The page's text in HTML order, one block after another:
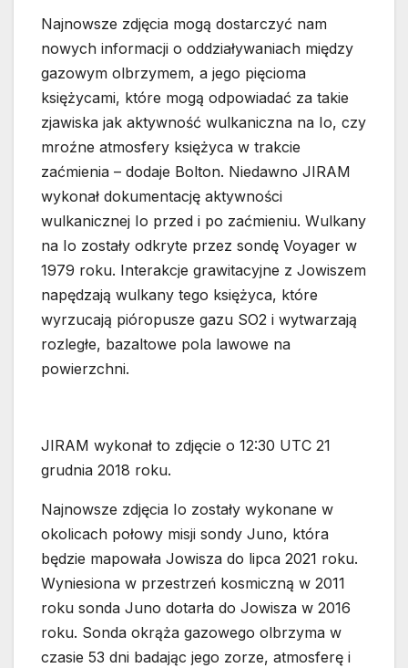
Najnowsze zdjęcia mogą dostarczyć nam
nowych informacji o oddziaływaniach między
gazowym olbrzymem, a jego pięcioma
księżycami, które mogą odpowiadać za takie
zjawiska jak aktywność wulkaniczna na Io, czy
mroźne atmosfery księżyca w trakcie
zaćmienia – dodaje Bolton. Niedawno JIRAM
wykonał dokumentację aktywności
wulkanicznej Io przed i po zaćmieniu. Wulkany
na Io zostały odkryte przez sondę Voyager w
1979 roku. Interakcje grawitacyjne z Jowiszem
napędzają wulkany tego księżyca, które
wyrzucają pióropusze gazu SO2 i wytwarzają
rozległe, bazaltowe pola lawowe na
powierzchni.
JIRAM wykonał to zdjęcie o 12:30 UTC 21
grudnia 2018 roku.
Najnowsze zdjęcia Io zostały wykonane w
okolicach połowy misji sondy Juno, która
będzie mapowała Jowisza do lipca 2021 roku.
Wyniesiona w przestrzeń kosmiczną w 2011
roku sonda Juno dotarła do Jowisza w 2016
roku. Sonda okrąża gazowego olbrzyma w
czasie 53 dni badając jego zorze, atmosferę i